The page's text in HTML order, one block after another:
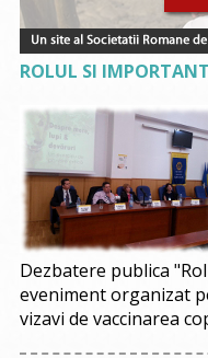
ROLUL SI
Dezbatere publica
eveniment organizat
vizavi de vaccinarea